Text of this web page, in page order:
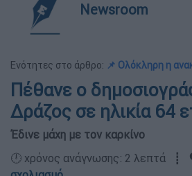
Newsroom
Ενότητες στο άρθρο: 📌 Ολόκληρη η
Πέθανε ο
Δράζος σε ηλικία 64
Έδινε μάχη με τον καρκίνο
🕛 χρόνος ανάγνωσης: 2 λεπτά